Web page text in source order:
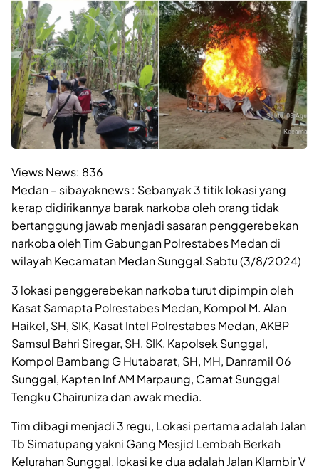
Views News: 836
Medan – sibayaknews : Sebanyak 3 titik lokasi yang
kerap didirikannya barak narkoba oleh orang tidak
bertanggung jawab menjadi sasaran penggerebekan
narkoba oleh Tim Gabungan Polrestabes Medan di
wilayah Kecamatan Medan Sunggal.Sabtu (3/8/2024)
3 lokasi penggerebekan narkoba turut dipimpin oleh
Kasat Samapta Polrestabes Medan, Kompol M. Alan
Haikel, SH, SIK, Kasat Intel Polrestabes Medan, AKBP
Samsul Bahri Siregar, SH, SIK, Kapolsek Sunggal,
Kompol Bambang G Hutabarat, SH, MH, Danramil 06
Sunggal, Kapten Inf AM Marpaung, Camat Sunggal
Tengku Chairuniza dan awak media.
Tim dibagi menjadi 3 regu, Lokasi pertama adalah Jalan
Tb Simatupang yakni Gang Mesjid Lembah Berkah
Kelurahan Sunggal, lokasi ke dua adalah Jalan Klambir V